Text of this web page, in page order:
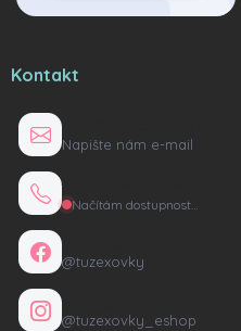
Kontakt
Napište nám e-mail
Načítám dostupnost…
@tuzexovky
@tuzexovky_eshop